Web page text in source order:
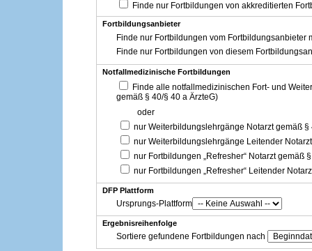
Finde nur Fortbildungen von akkreditierten
Fortbildungsanbieter
Finde nur Fortbildungen vom Fortbildungsanbieter
Finde nur Fortbildungen von diesem
Notfallmedizinische Fortbildungen
Finde alle notfallmedizinischen Fort- und
gemäß § 40/§ 40 a ÄrzteG)
oder
nur Weiterbildungslehrgänge Notarzt gemäß §
nur Weiterbildungslehrgänge Leitender
nur Fortbildungen „Refresher“ Notarzt gemäß
nur Fortbildungen „Refresher“ Leitender
DFP Plattform
Ursprungs-Plattform
Ergebnisreihenfolge
Sortiere gefundene Fortbildungen nach